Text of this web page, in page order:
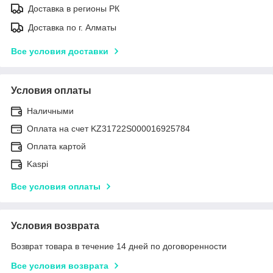
Доставка в регионы РК
Доставка по г. Алматы
Все условия доставки
Условия оплаты
Наличными
Оплата на счет KZ31722S000016925784
Оплата картой
Kaspi
Все условия оплаты
Условия возврата
Возврат товара в течение 14 дней по договоренности
Все условия возврата